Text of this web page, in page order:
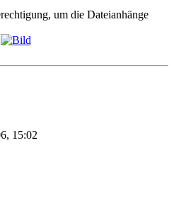
um die Dateianhänge
15:02